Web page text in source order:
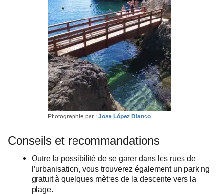
Photographie par : Jose López Blanco
Conseils et recommandations
Outre la possibilité de se garer dans les rues de
l’urbanisation, vous trouverez également un parking
gratuit à quelques mètres de la descente vers la
plage.